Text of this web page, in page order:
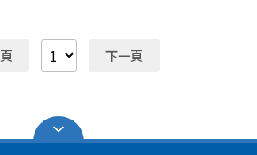
Studies, Regional Studies,
14, 2017 Abstract Acceptance
15, 2017 Full Text Submission
下一頁